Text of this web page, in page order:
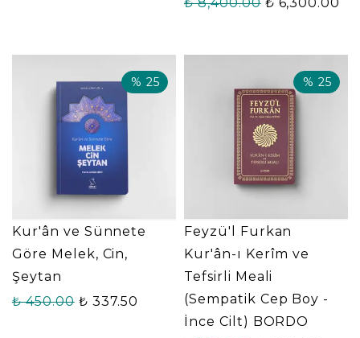
% 25
Kur'ân ve Sünnete
Göre Melek, Cin,
Şeytan
₺ 450.00 ₺ 337.50
% 25
Feyzü'l Furkan
Kur'ân-ı Kerîm ve
Tefsirli Meali
(Sempatik Cep Boy -
İnce Cilt) BORDO